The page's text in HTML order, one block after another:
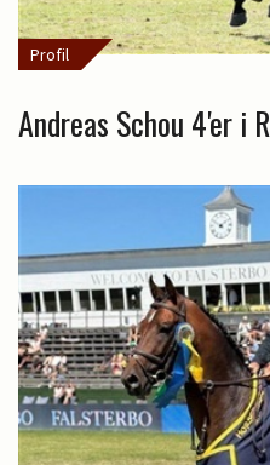
Profil
Andreas Schou 4'er i